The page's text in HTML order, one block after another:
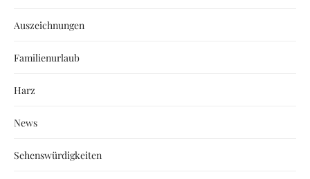
Auszeichnungen
Familienurlaub
Harz
News
Sehenswürdigkeiten